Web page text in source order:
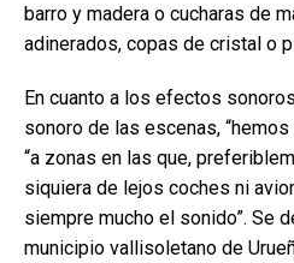
barro y madera o cucharas de
adinerados, copas de cristal o
En cuanto a los efectos
sonoro de las escenas,
“a zonas en las que,
siquiera de lejos coches ni
siempre mucho el sonido”. Se
municipio vallisoletano de